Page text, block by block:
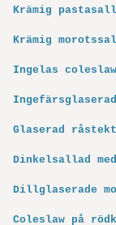
Krämig
Krämig
Ingelas coleslaw
Glaserad
Dinkelsallad
Dillglaserade
Coleslaw på